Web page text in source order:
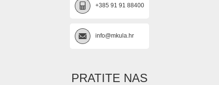
+385 91 91 88400
info@mkula.hr
PRATITE NAS